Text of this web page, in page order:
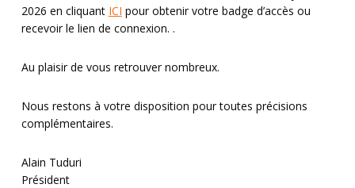
2026 en cliquant ICI pour obtenir votre badge d’accès ou
recevoir le lien de connexion. .
Au plaisir de vous retrouver nombreux.
Nous restons à votre disposition pour toutes précisions
complémentaires.
Alain Tuduri
Président